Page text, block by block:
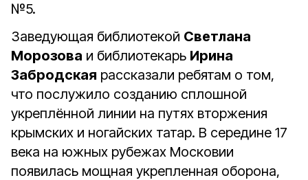
№5.
Заведующая библиотекой Светлана
Морозова и библиотекарь Ирина
Забродская рассказали ребятам о том,
что послужило созданию сплошной
укреплённой линии на путях вторжения
крымских и ногайских татар. В середине 17
века на южных рубежах Московии
появилась мощная укрепленная оборона,